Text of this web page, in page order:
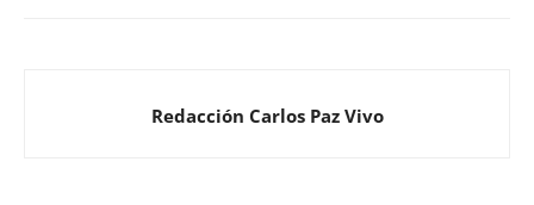
Redacción Carlos Paz Vivo